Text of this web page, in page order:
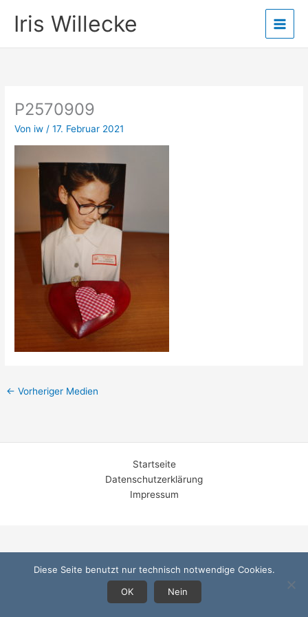
InhaltIris Willecke
P2570909
Von iw /17. Februar 2021
← Vorheriger Medien
Startseite
Datenschutzerklärung
Impressum
Diese Seite benutzt nur technisch notwendige Cookies.
OK
Nein